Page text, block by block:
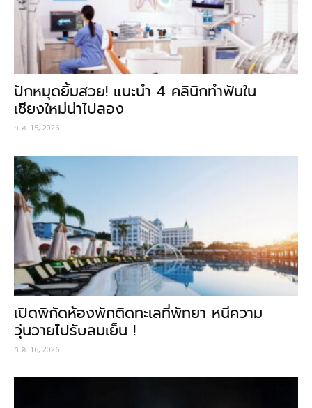
ปักหมุดยิ้มสวย! แนะนำ 4 คลินิกทำฟันใน
เชียงใหม่น่าไปลอง
ก.ค. 15, 2026
เปิดพิกัดห้องพักติดทะเลที่พัทยา หนีความ
วุ่นวายไปรับลมเย็น !
ก.ค. 16, 2026